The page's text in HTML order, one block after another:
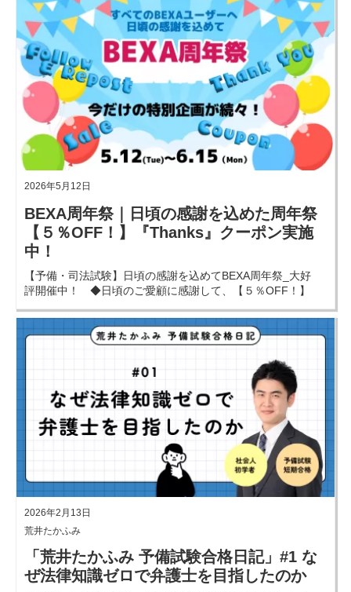
2026年5月12日
BEXA周年祭｜日頃の感謝を込めた周年祭
【５％OFF！】『Thanks』クーポン実施
中！
【予備・司法試験】日頃の感謝を込めてBEXA周年祭_大好
評開催中！ ◆日頃のご愛顧に感謝して、【５％OFF！】
Amazonギフトカード1,000円分が当たるフォロー＆リポス
トキャンペーン実施中！
2026年2月13日
荒井たかふみ
「荒井たかふみ 予備試験合格日記」#1 な
ぜ法律知識ゼロで弁護士を目指したのか